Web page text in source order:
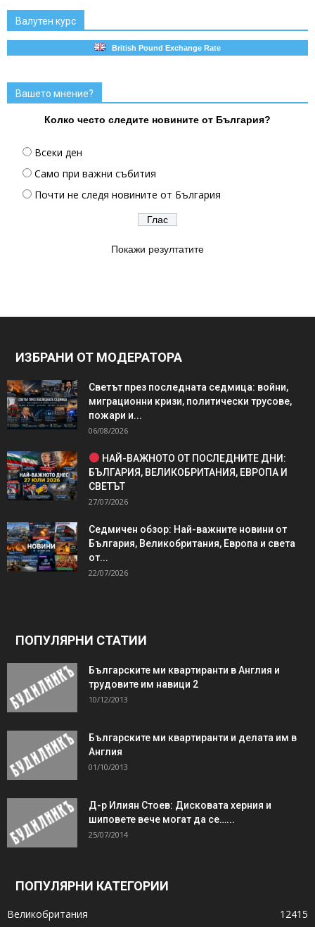
Валутен курс
British Pound Exchange Rate
Вашето мнение?
Колко често следите новините от България?
Всеки ден
Само при важни събития
Почти не следя новините от България
Покажи резултатите
ИЗБРАНИ ОТ МОДЕРАТОРА
Светът през последната седмица: войни,
миграционни кризи, политически трусове,
пожари и...
06/08/2026
НАЙ-ВАЖНОТО ОТ ПОСЛЕДНИТЕ ДНИ:
БЪЛГАРИЯ, ВЕЛИКОБРИТАНИЯ, ЕВРОПА И
СВЕТЪТ
27/07/2026
Седмичен обзор: Най-важните новини от
България, Великобритания, Европа и света
от...
22/07/2026
ПОПУЛЯРНИ СТАТИИ
Българските ми квартиранти в Англия и
трудовите им навици 2
10/12/2013
Българските ми квартиранти и делата им в
Англия
01/10/2013
Д-р Илиян Стоев: Дисковата херния и
шиповете вече могат да се…...
25/07/2014
ПОПУЛЯРНИ КАТЕГОРИИ
Великобритания
12415